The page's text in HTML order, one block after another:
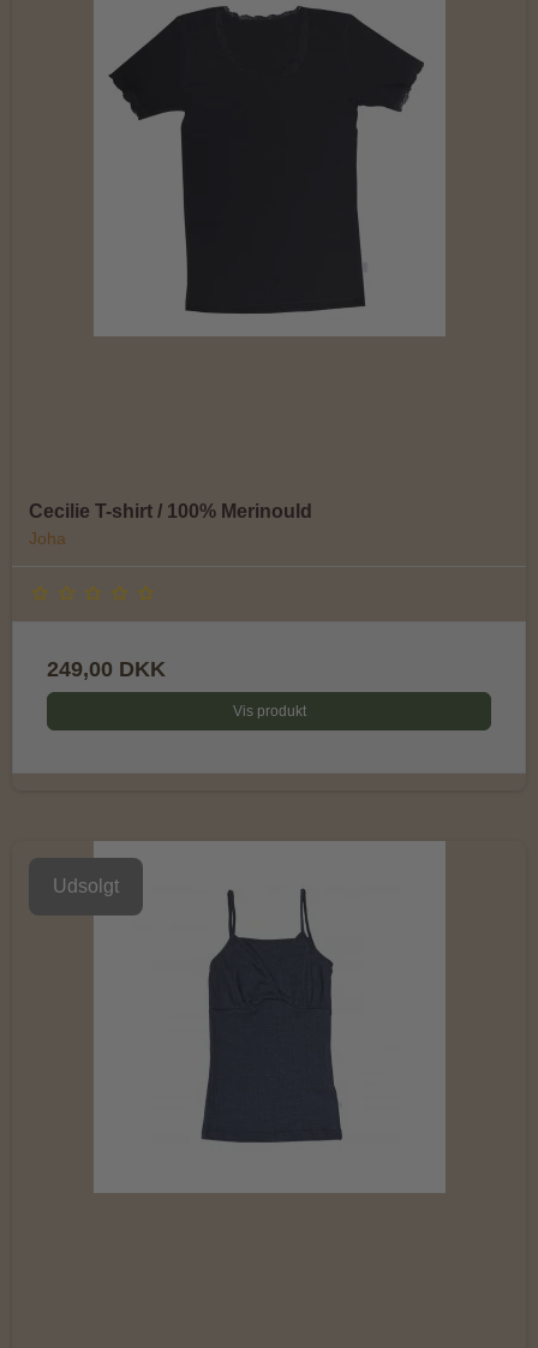
Cecilie T-shirt / 100% Merinould
Joha
249,00 DKK
Vis produkt
Udsolgt